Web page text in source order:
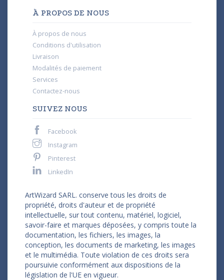
À PROPOS DE NOUS
À propos de nous
Conditions d'utilisation
Livraison
Modalités de paiement
Services
Contactez-nous
SUIVEZ NOUS
Facebook
Instagram
Pinterest
LinkedIn
ArtWizard SARL. conserve tous les droits de
propriété, droits d'auteur et de propriété
intellectuelle, sur tout contenu, matériel, logiciel,
savoir-faire et marques déposées, y compris toute la
documentation, les fichiers, les images, la
conception, les documents de marketing, les images
et le multimédia. Toute violation de ces droits sera
poursuivie conformément aux dispositions de la
législation de l'UE en vigueur.